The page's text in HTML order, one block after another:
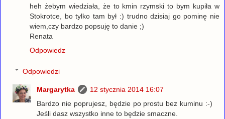
heh żebym wiedziała, że to kmin rzymski to bym kupiła w
Stokrotce, bo tylko tam był :) trudno dzisiaj go pominę nie
wiem,czy bardzo popsuję to danie ;)
Renata
Odpowiedz
Odpowiedzi
Margarytka
12 stycznia 2014 16:07
Bardzo nie poprujesz, będzie po prostu bez kuminu :-)
Jeśli dasz wszystko inne to będzie smaczne.